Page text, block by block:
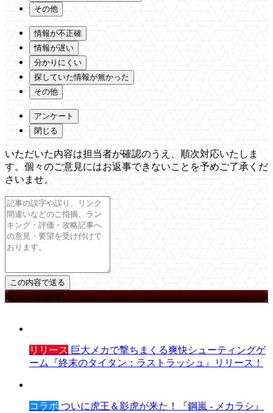
その他
情報が不正確
情報が遅い
分かりにくい
探していた情報が無かった
その他
アンケート
閉じる
いただいた内容は担当者が確認のうえ、順次対応いたしま
す。個々のご意見にはお返事できないことを予めご了承くだ
さいませ。
ゲームを探す
リリース 巨大メカで撃ちまくる爽快シューティングゲ
ーム『終末のタイタン：ラストラッシュ』リリース！
コラボ ついに虎王＆影虎が来た！『鋼嵐 - メカラシ』